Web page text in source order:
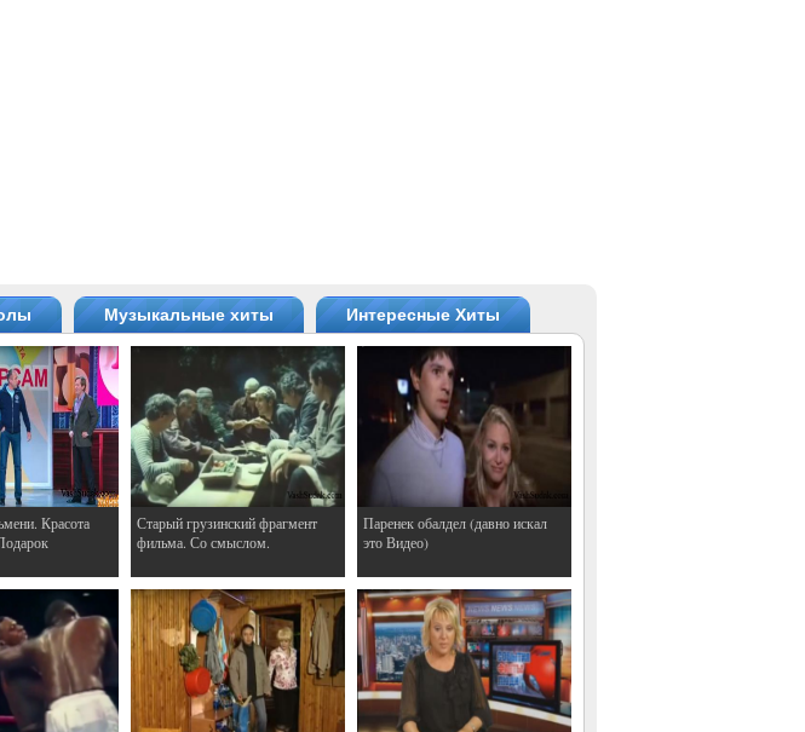
Музыкальные хиты Интересные Хиты
Красота
Старый грузинский фрагмент
фильма. Со смыслом.
Паренек обалдел (давно искал
это Видео)